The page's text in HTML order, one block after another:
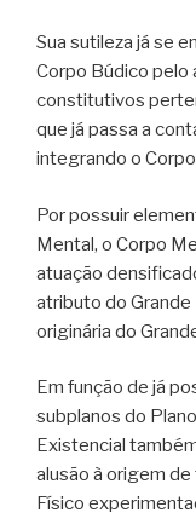
Sua sutileza já se
Corpo Búdico pelo
constitutivos
que já passa a
integrando o
Por possuir
Mental, o Corpo
atuação
atributo do
originária do
Em função de já
subplanos do
Existencial
alusão à origem
Físico